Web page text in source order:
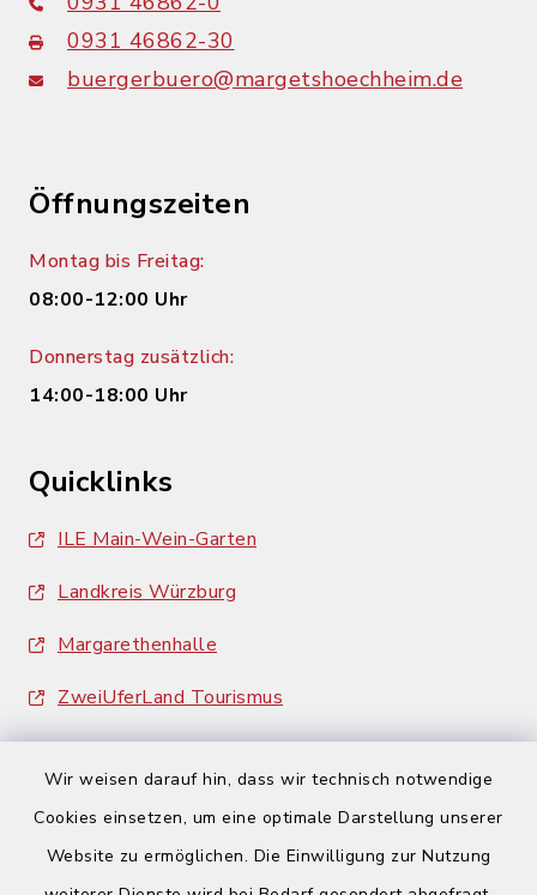
Wir weisen darauf hin, dass wir technisch notwendige
Cookies einsetzen, um eine optimale Darstellung unserer
Website zu ermöglichen. Die Einwilligung zur Nutzung
0931 46862-30
buergerbuero@margetshoechheim.de
Öffnungszeiten
Montag bis Freitag:
08:00-12:00 Uhr
Donnerstag zusätzlich:
14:00-18:00 Uhr
Quicklinks
ILE Main-Wein-Garten
Landkreis Würzburg
Margarethenhalle
ZweiUferLand Tourismus